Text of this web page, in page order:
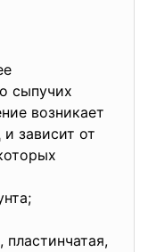
сыпучих
возникает
зависит от